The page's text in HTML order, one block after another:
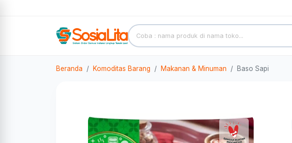
Beranda Komoditas Barang Makanan & Minuman Baso Sapi